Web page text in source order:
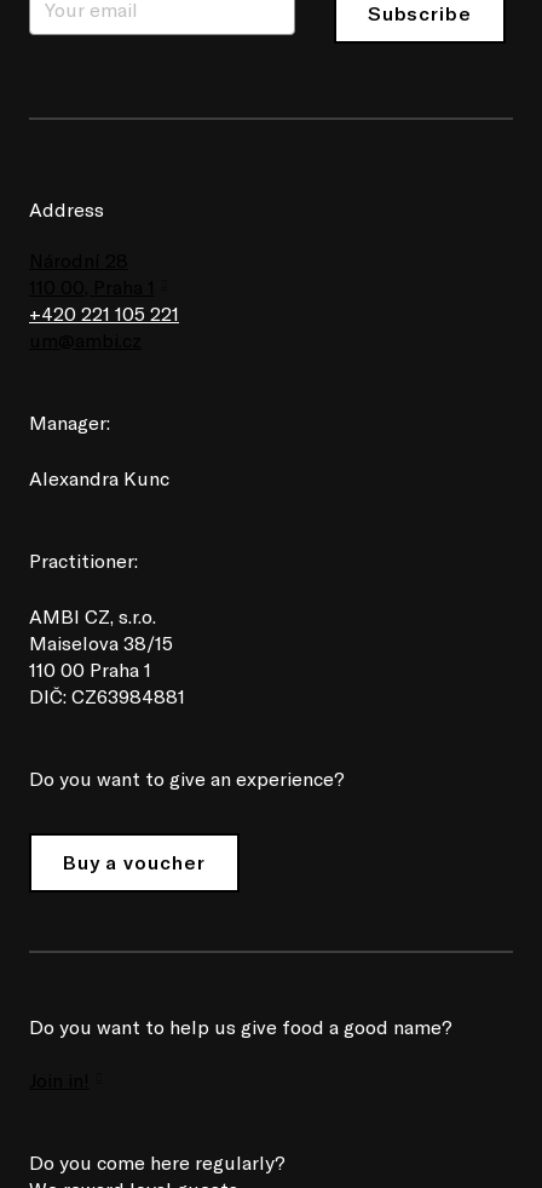
Subscribe
Address
+420 221 105 221
Manager:
Alexandra Kunc
Practitioner:
AMBI CZ, s.r.o.
Maiselova 38/15
110 00 Praha 1
DIČ: CZ63984881
Do you want to give an experience?
Buy a voucher
Do you want to help us give food a good name?
Do you come here regularly?